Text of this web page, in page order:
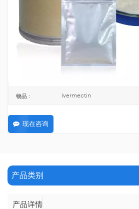
25KG/DRUM
品牌 : TOPINCHEM®
起源 : CHINA
C48H74O14
物品 : Ivermectin
现在咨询
产品类别
产品详情